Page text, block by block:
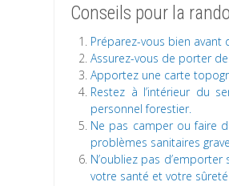
Conseils pour la
Préparez-vous bien
Assurez-vous de porter
Apportez une carte
Restez à l’intérieur du
personnel forestier.
Ne pas camper ou faire
problèmes sanitaires
N’oubliez pas
votre santé et votre